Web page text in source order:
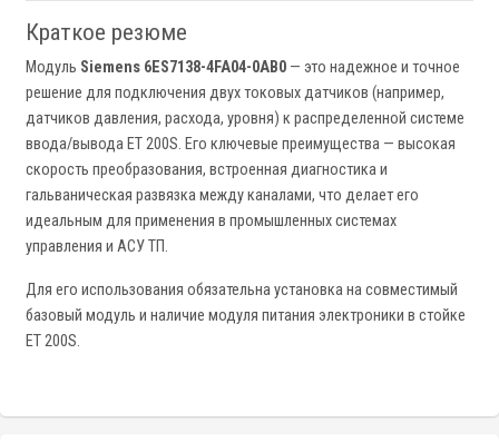
Краткое резюме
Модуль Siemens 6ES7138-4FA04-0AB0 — это надежное и точное
решение для подключения двух токовых датчиков (например,
датчиков давления, расхода, уровня) к распределенной системе
ввода/вывода ET 200S. Его ключевые преимущества — высокая
скорость преобразования, встроенная диагностика и
гальваническая развязка между каналами, что делает его
идеальным для применения в промышленных системах
управления и АСУ ТП.
Для его использования обязательна установка на совместимый
базовый модуль и наличие модуля питания электроники в стойке
ET 200S.